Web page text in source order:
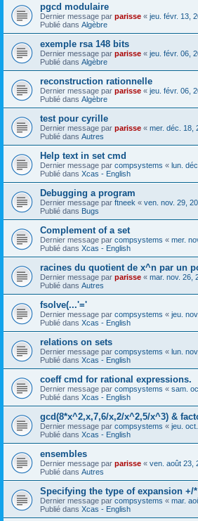
pgcd modulaire
Dernier message par parisse « jeu. févr. 13,
Publié dans Algèbre
exemple rsa 148 bits
Dernier message par parisse « jeu. févr. 06,
Publié dans Algèbre
reconstruction rationnelle
Dernier message par parisse « jeu. févr. 06,
Publié dans Algèbre
test pour cyrille
Dernier message par parisse « mer. déc. 18,
Publié dans Autres
Help text in set cmd
Dernier message par compsystems « lun.
Publié dans Xcas - English
Debugging a program
Dernier message par ftneek « ven. nov. 29,
Publié dans Bugs
Complement of a set
Dernier message par compsystems « mer.
Publié dans Xcas - English
racines du quotient de x^n par un
Dernier message par parisse « mar. nov. 26,
Publié dans Autres
fsolve(...'='
Dernier message par compsystems « jeu.
Publié dans Xcas - English
relations on sets
Dernier message par compsystems « lun.
Publié dans Xcas - English
coeff cmd for rational expressions.
Dernier message par compsystems « sam.
Publié dans Xcas - English
gcd(8*x^2,x,7,6/x,2/x^2,5/x^3) &
Dernier message par compsystems « jeu.
Publié dans Xcas - English
ensembles
Dernier message par parisse « ven. août 23,
Publié dans Autres
Specifying the type of expansion +/*
Dernier message par compsystems « mar.
Publié dans Xcas - English